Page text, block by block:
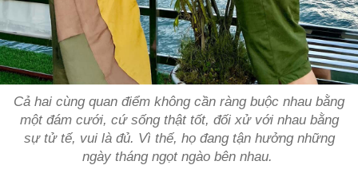
Cả hai cùng quan điểm không cần ràng buộc nhau bằng
một đám cưới, cứ sống thật tốt, đối xử với nhau bằng
sự tử tế, vui là đủ. Vì thế, họ đang tận hưởng những
ngày tháng ngọt ngào bên nhau.